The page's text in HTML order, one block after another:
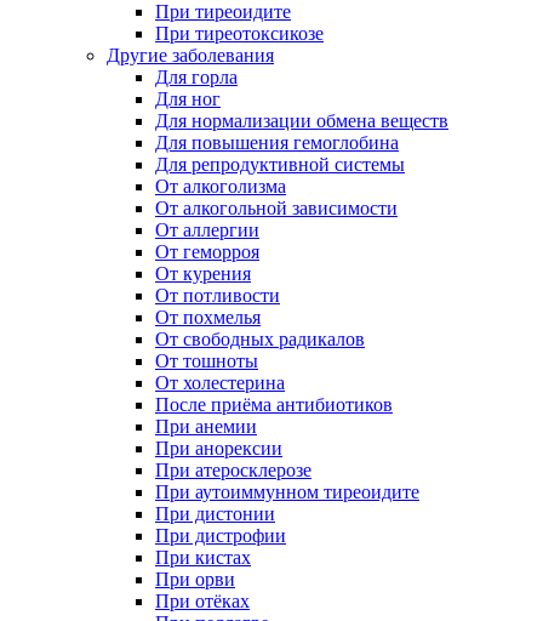
При тиреоидите
При тиреотоксикозе
Другие заболевания
Для горла
Для ног
Для нормализации обмена веществ
Для повышения гемоглобина
Для репродуктивной системы
От алкоголизма
От алкогольной зависимости
От аллергии
От геморроя
От курения
От потливости
От похмелья
От свободных радикалов
От тошноты
От холестерина
После приёма антибиотиков
При анемии
При анорексии
При атеросклерозе
При аутоиммунном тиреоидите
При дистонии
При дистрофии
При кистах
При орви
При отёках